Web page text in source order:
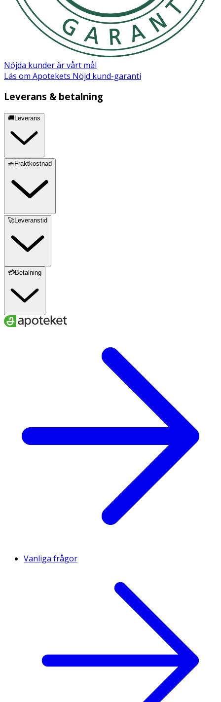
Nöjda kunder är vårt mål
Läs om Apotekets Nöjd kund-garanti
Leverans & betalning
🚚Leverans
🧺Fraktkostnad
🚀Leveranstid
💳Betalning
Vanliga frågor